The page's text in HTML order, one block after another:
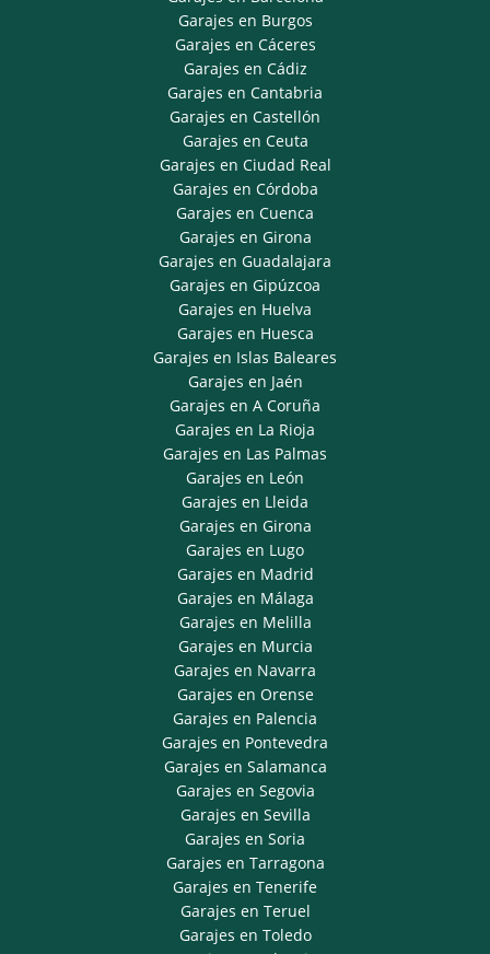
Garajes en Burgos
Garajes en Cáceres
Garajes en Cádiz
Garajes en Cantabria
Garajes en Castellón
Garajes en Ceuta
Garajes en Ciudad Real
Garajes en Córdoba
Garajes en Cuenca
Garajes en Girona
Garajes en Guadalajara
Garajes en Gipúzcoa
Garajes en Huelva
Garajes en Huesca
Garajes en Islas Baleares
Garajes en Jaén
Garajes en A Coruña
Garajes en La Rioja
Garajes en Las Palmas
Garajes en León
Garajes en Lleida
Garajes en Girona
Garajes en Lugo
Garajes en Madrid
Garajes en Málaga
Garajes en Melilla
Garajes en Murcia
Garajes en Navarra
Garajes en Orense
Garajes en Palencia
Garajes en Pontevedra
Garajes en Salamanca
Garajes en Segovia
Garajes en Sevilla
Garajes en Soria
Garajes en Tarragona
Garajes en Tenerife
Garajes en Teruel
Garajes en Toledo